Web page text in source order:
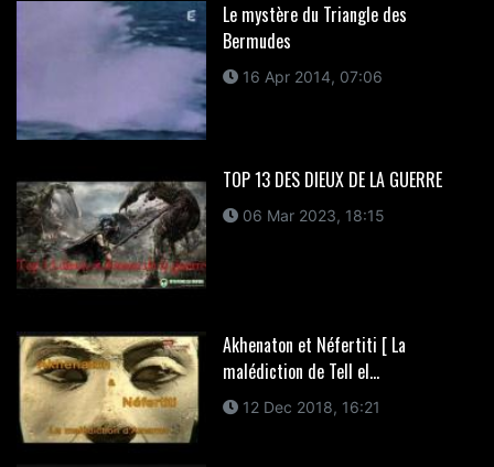
Le mystère du Triangle des
Bermudes
16 Apr 2014, 07:06
TOP 13 DES DIEUX DE LA GUERRE
06 Mar 2023, 18:15
Akhenaton et Néfertiti [ La
malédiction de Tell el...
12 Dec 2018, 16:21